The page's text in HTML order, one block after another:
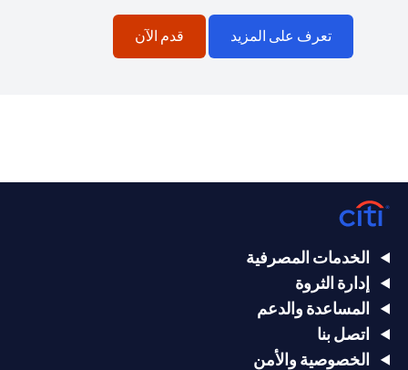
تعرف على المزيد قدم الآن
الخدمات المصرفية
إدارة الثروة
المساعدة والدعم
اتصل بنا
الخصوصية والأمن